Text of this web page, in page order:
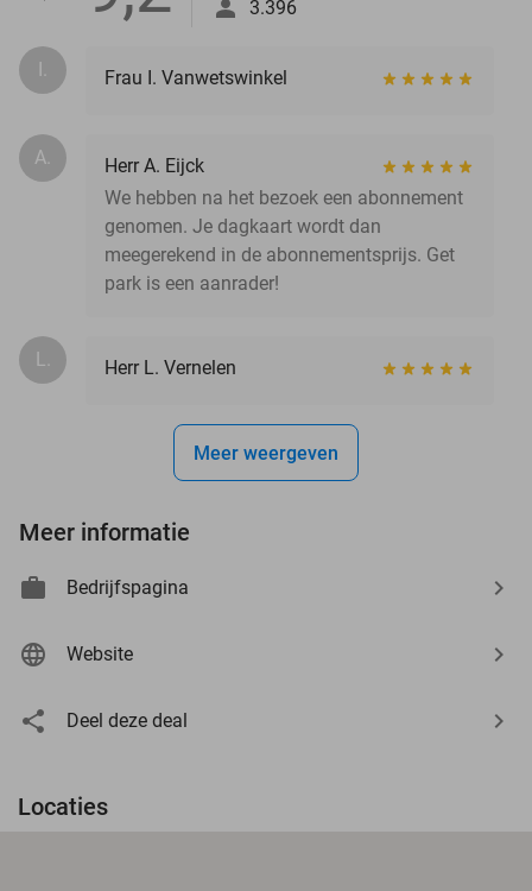
3.396
I. Frau I. Vanwetswinkel
A.
Herr A. Eijck
We hebben na het bezoek een abonnement
genomen. Je dagkaart wordt dan
meegerekend in de abonnementsprijs. Get
park is een aanrader!
L. Herr L. Vernelen
Meer weergeven
Meer informatie
Bedrijfspagina
Website
Deel deze deal
Locaties